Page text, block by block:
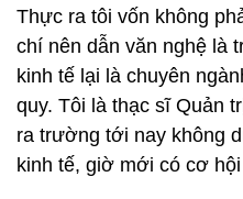
Thực ra tôi vốn không
chí nên dẫn văn nghệ là
kinh tế lại là chuyên
quy. Tôi là thạc sĩ Quản
ra trường tới nay không
kinh tế, giờ mới có cơ